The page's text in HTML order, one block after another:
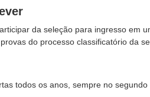
da seleção para ingresso em
do processo classificatório da
todos os anos, sempre no segundo